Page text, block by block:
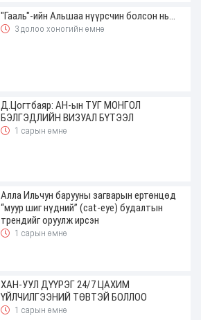
"Гааль"-ийн Альшаа нүүрсчин болсон нь...
3 долоо хоногийн өмнө
Д.Цогтбаяр: АН-ын ТУГ МОНГОЛ
БЭЛГЭДЛИЙН ВИЗУАЛ БҮТЭЭЛ
1 сарын өмнө
Алла Ильчун барууны загварын ертөнцөд
“муур шиг нүдний” (cat-eye) будалтын
трендийг оруулж ирсэн
1 сарын өмнө
ХАН-УУЛ ДҮҮРЭГ 24/7 ЦАХИМ
ҮЙЛЧИЛГЭЭНИЙ ТӨВТЭЙ БОЛЛОО
1 сарын өмнө